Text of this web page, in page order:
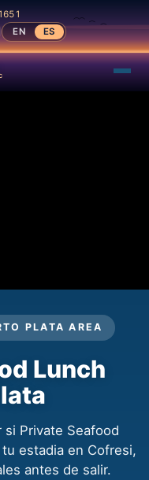
EN
ES
PLATA AREA
Lunch
si Private Seafood
estadia en Cofresi,
antes de salir.